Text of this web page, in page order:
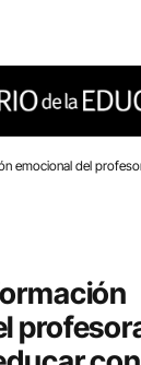
del profesorado (Aprender y